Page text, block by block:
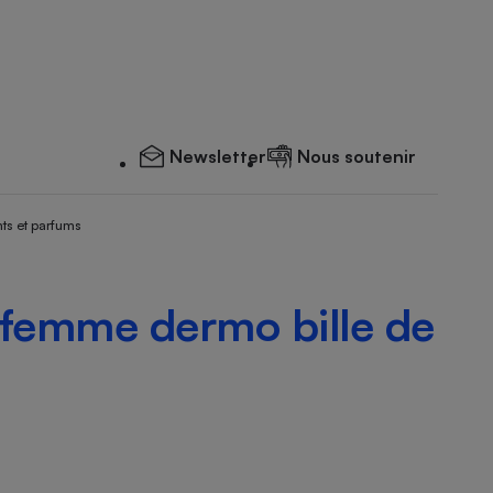
Newsletter Nous soutenir
et parfums
dermo bille de